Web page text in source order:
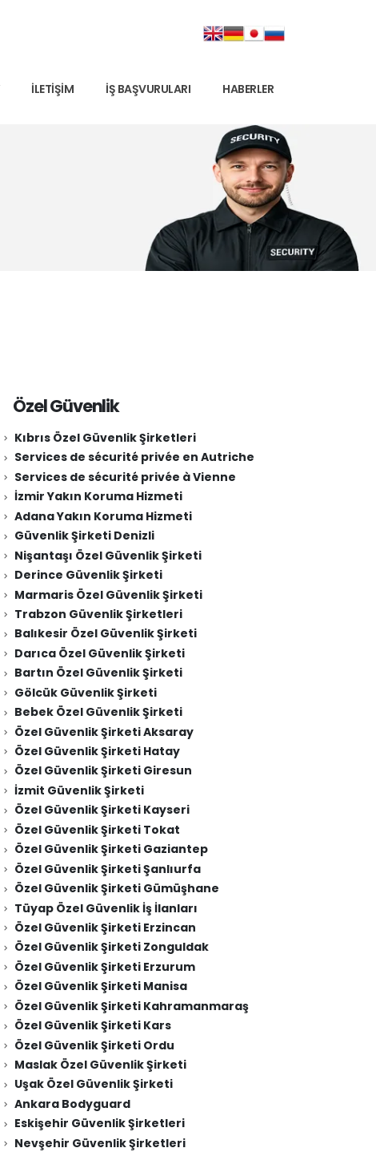
İLETIŞIM İŞ BAŞVURULARI HABERLER
Özel Güvenlik
Kıbrıs Özel Güvenlik Şirketleri
Services de sécurité privée en Autriche
Services de sécurité privée à Vienne
İzmir Yakın Koruma Hizmeti
Adana Yakın Koruma Hizmeti
Güvenlik Şirketi Denizli
Nişantaşı Özel Güvenlik Şirketi
Derince Güvenlik Şirketi
Marmaris Özel Güvenlik Şirketi
Trabzon Güvenlik Şirketleri
Balıkesir Özel Güvenlik Şirketi
Darıca Özel Güvenlik Şirketi
Bartın Özel Güvenlik Şirketi
Gölcük Güvenlik Şirketi
Bebek Özel Güvenlik Şirketi
Özel Güvenlik Şirketi Aksaray
Özel Güvenlik Şirketi Hatay
Özel Güvenlik Şirketi Giresun
İzmit Güvenlik Şirketi
Özel Güvenlik Şirketi Kayseri
Özel Güvenlik Şirketi Tokat
Özel Güvenlik Şirketi Gaziantep
Özel Güvenlik Şirketi Şanlıurfa
Özel Güvenlik Şirketi Gümüşhane
Tüyap Özel Güvenlik İş İlanları
Özel Güvenlik Şirketi Erzincan
Özel Güvenlik Şirketi Zonguldak
Özel Güvenlik Şirketi Erzurum
Özel Güvenlik Şirketi Manisa
Özel Güvenlik Şirketi Kahramanmaraş
Özel Güvenlik Şirketi Kars
Özel Güvenlik Şirketi Ordu
Maslak Özel Güvenlik Şirketi
Uşak Özel Güvenlik Şirketi
Ankara Bodyguard
Eskişehir Güvenlik Şirketleri
Nevşehir Güvenlik Şirketleri